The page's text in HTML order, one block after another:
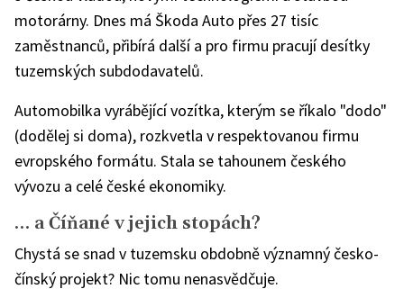
motorárny. Dnes má Škoda Auto přes 27 tisíc
zaměstnanců, přibírá další a pro firmu pracují desítky
tuzemských subdodavatelů.
Automobilka vyrábějící vozítka, kterým se říkalo "dodo"
(dodělej si doma), rozkvetla v respektovanou firmu
evropského formátu. Stala se tahounem českého
vývozu a celé české ekonomiky.
… a Číňané v jejich stopách?
Chystá se snad v tuzemsku obdobně významný česko-
čínský projekt? Nic tomu nenasvědčuje.